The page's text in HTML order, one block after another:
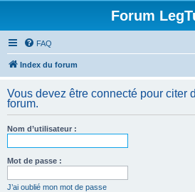
Forum
FAQ
Index du forum
Vous devez être connecté pour citer
forum.
Nom d’utilisateur :
Mot de passe :
J’ai oublié mon mot de passe